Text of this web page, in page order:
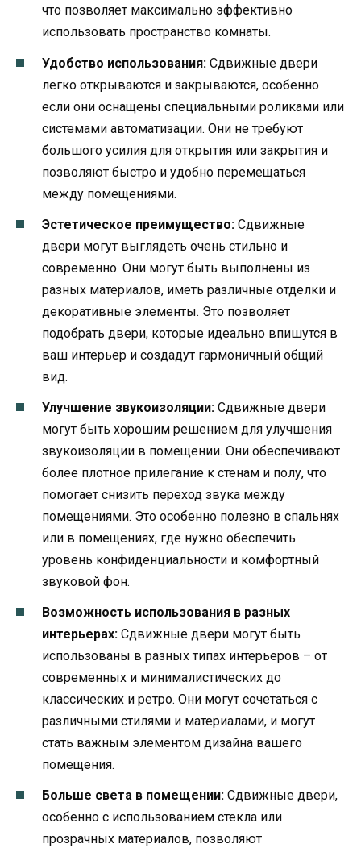
что позволяет максимально эффективно
использовать пространство комнаты.
Удобство использования: Сдвижные двери
легко открываются и закрываются, особенно
если они оснащены специальными роликами или
системами автоматизации. Они не требуют
большого усилия для открытия или закрытия и
позволяют быстро и удобно перемещаться
между помещениями.
Эстетическое преимущество: Сдвижные
двери могут выглядеть очень стильно и
современно. Они могут быть выполнены из
разных материалов, иметь различные отделки и
декоративные элементы. Это позволяет
подобрать двери, которые идеально впишутся в
ваш интерьер и создадут гармоничный общий
вид.
Улучшение звукоизоляции: Сдвижные двери
могут быть хорошим решением для улучшения
звукоизоляции в помещении. Они обеспечивают
более плотное прилегание к стенам и полу, что
помогает снизить переход звука между
помещениями. Это особенно полезно в спальнях
или в помещениях, где нужно обеспечить
уровень конфиденциальности и комфортный
звуковой фон.
Возможность использования в разных
интерьерах: Сдвижные двери могут быть
использованы в разных типах интерьеров – от
современных и минималистических до
классических и ретро. Они могут сочетаться с
различными стилями и материалами, и могут
стать важным элементом дизайна вашего
помещения.
Больше света в помещении: Сдвижные двери,
особенно с использованием стекла или
прозрачных материалов, позволяют